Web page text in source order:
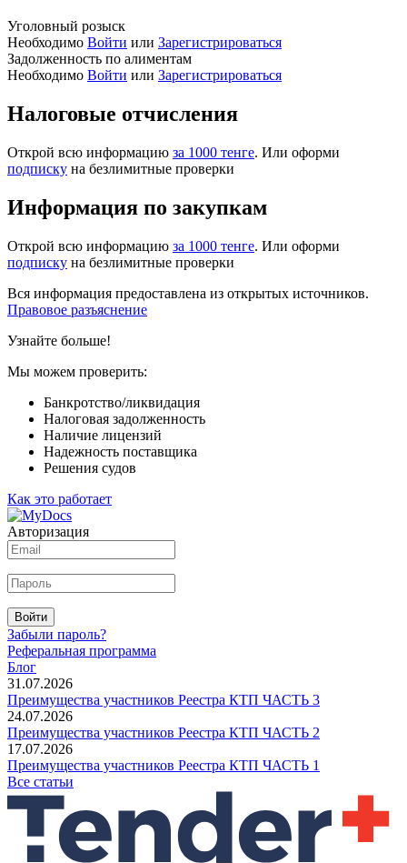
Уголовный розыск
Необходимо Войти или Зарегистрироваться
Задолженность по алиментам
Необходимо Войти или Зарегистрироваться
Налоговые отчисления
Открой всю информацию за 1000 тенге. Или оформи
подписку на безлимитные проверки
Информация по закупкам
Открой всю информацию за 1000 тенге. Или оформи
подписку на безлимитные проверки
Вся информация предоставлена из открытых источников.
Правовое разъяснение
Узнайте больше!
Мы можем проверить:
Банкротство/ликвидация
Налоговая задолженность
Наличие лицензий
Надежность поставщика
Решения судов
Как это работает
Авторизация
Войти
Забыли пароль?
Реферальная программа
Блог
31.07.2026
Преимущества участников Реестра КТП ЧАСТЬ 3
24.07.2026
Преимущества участников Реестра КТП ЧАСТЬ 2
17.07.2026
Преимущества участников Реестра КТП ЧАСТЬ 1
Все статьи